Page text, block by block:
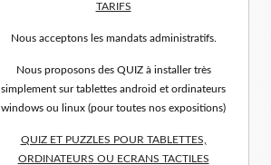
TARIFS
Nous acceptons les mandats administratifs.
Nous proposons des QUIZ à installer très
simplement sur tablettes android et ordinateurs
windows ou linux (pour toutes nos expositions)
QUIZ ET PUZZLES POUR TABLETTES,
ORDINATEURS OU ECRANS TACTILES